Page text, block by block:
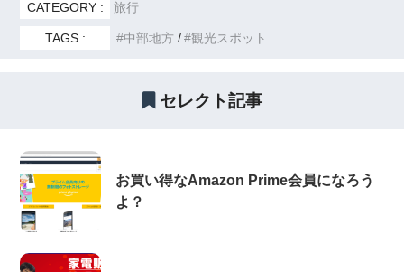
CATEGORY : 旅行
TAGS : 中部地方 観光スポット
セレクト記事
お買い得なAmazon Prime会員になろう
よ？